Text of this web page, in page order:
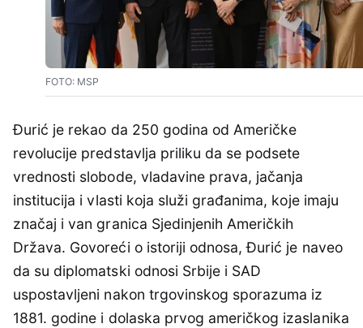
FOTO: MSP
Đurić je rekao da 250 godina od Američke
revolucije predstavlja priliku da se podsete
vrednosti slobode, vladavine prava, jačanja
institucija i vlasti koja služi građanima, koje imaju
značaj i van granica Sjedinjenih Američkih
Država. Govoreći o istoriji odnosa, Đurić je naveo
da su diplomatski odnosi Srbije i SAD
uspostavljeni nakon trgovinskog sporazuma iz
1881. godine i dolaska prvog američkog izaslanika